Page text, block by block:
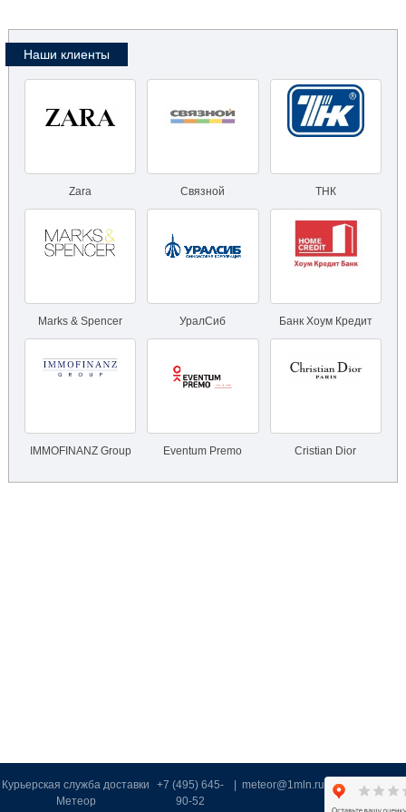
Наши клиенты
Zara Связной ТНК
Marks & Spencer УралСиб Банк Хоум Кредит
IMMOFINANZ Group Eventum Premo Cristian Dior
Курьерская служба доставки
Метеор
+7 (495) 645-
90-52
|meteor@1mln.ru